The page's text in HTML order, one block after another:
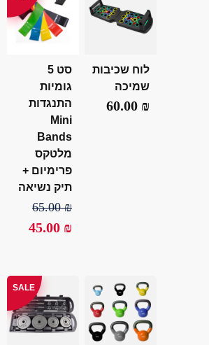
לוח שכיבות
שמיכה
60.00
סט 5
גומיות
התנגדות
Bands
מלטקס
פרימיום +
תיק נשיאה
65.00
45.00
SALE